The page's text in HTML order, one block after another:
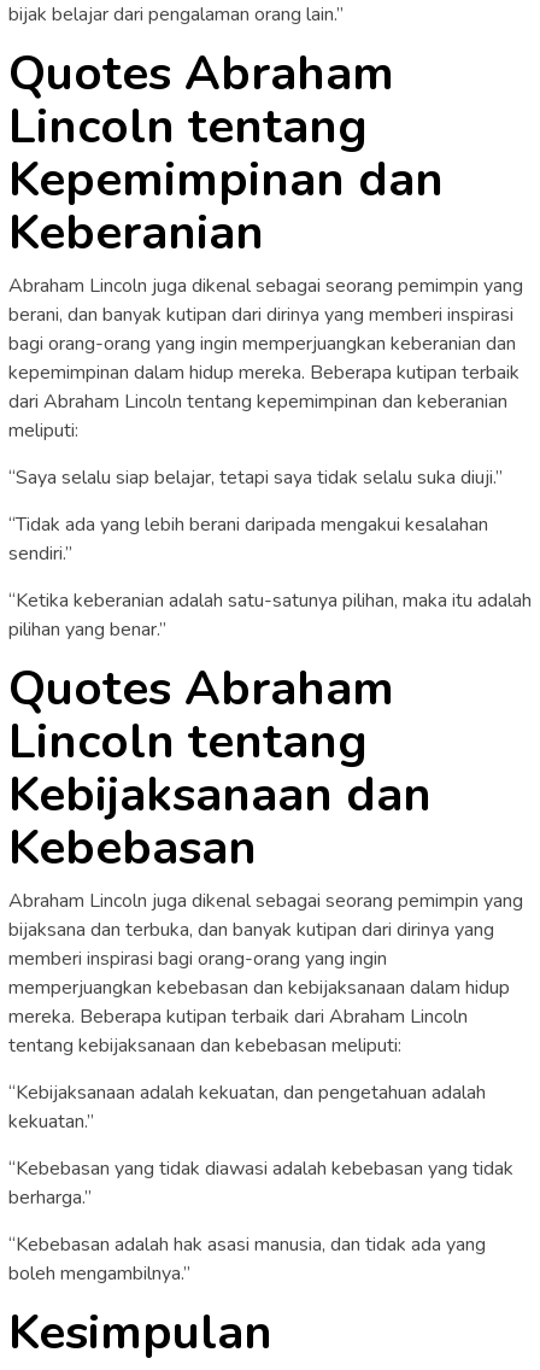
bijak belajar dari pengalaman orang lain.”
Quotes Abraham
Lincoln tentang
Kepemimpinan dan
Keberanian
Abraham Lincoln juga dikenal sebagai seorang pemimpin yang
berani, dan banyak kutipan dari dirinya yang memberi inspirasi
bagi orang-orang yang ingin memperjuangkan keberanian dan
kepemimpinan dalam hidup mereka. Beberapa kutipan terbaik
dari Abraham Lincoln tentang kepemimpinan dan keberanian
meliputi:
“Saya selalu siap belajar, tetapi saya tidak selalu suka diuji.”
“Tidak ada yang lebih berani daripada mengakui kesalahan
sendiri.”
“Ketika keberanian adalah satu-satunya pilihan, maka itu adalah
pilihan yang benar.”
Quotes Abraham
Lincoln tentang
Kebijaksanaan dan
Kebebasan
Abraham Lincoln juga dikenal sebagai seorang pemimpin yang
bijaksana dan terbuka, dan banyak kutipan dari dirinya yang
memberi inspirasi bagi orang-orang yang ingin
memperjuangkan kebebasan dan kebijaksanaan dalam hidup
mereka. Beberapa kutipan terbaik dari Abraham Lincoln
tentang kebijaksanaan dan kebebasan meliputi:
“Kebijaksanaan adalah kekuatan, dan pengetahuan adalah
kekuatan.”
“Kebebasan yang tidak diawasi adalah kebebasan yang tidak
berharga.”
“Kebebasan adalah hak asasi manusia, dan tidak ada yang
boleh mengambilnya.”
Kesimpulan